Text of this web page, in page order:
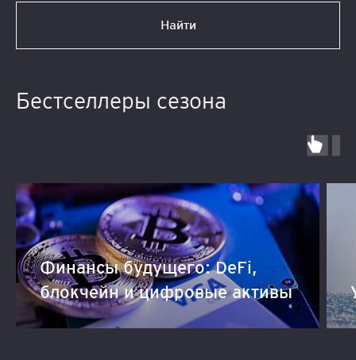
Найти
Бестселлеры сезона
Финансы будущего: DeFi,
блокчейн и цифровые активы